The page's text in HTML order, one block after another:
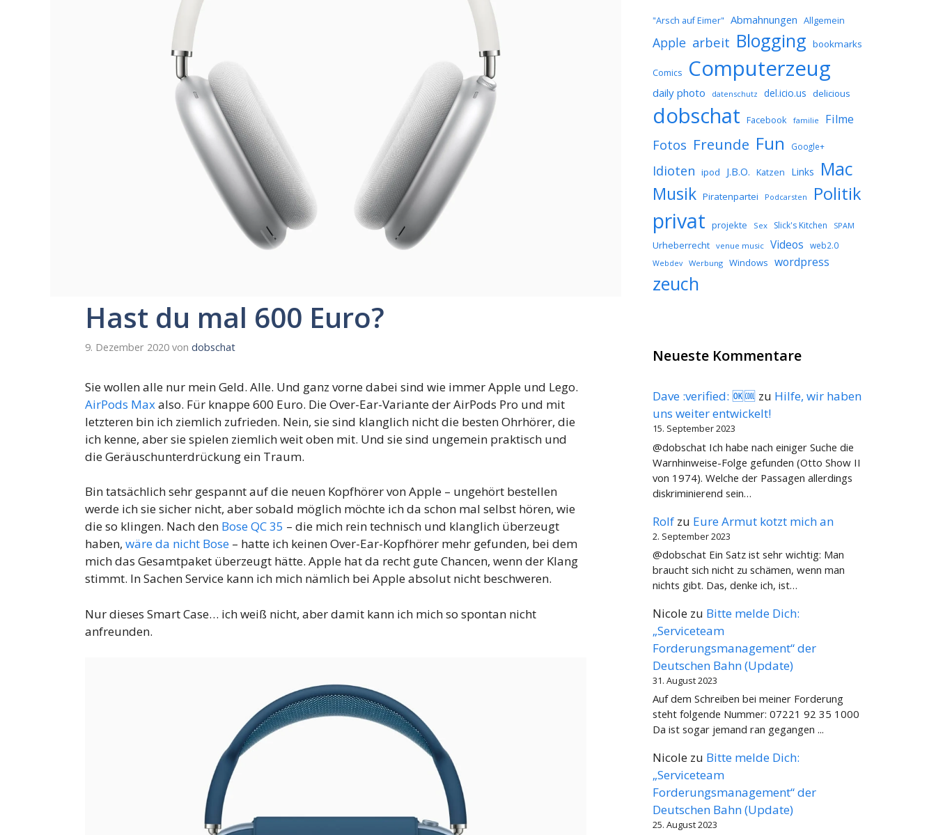
Hast du mal 600 Euro?
9. Dezember 2020 von dobschat
Sie wollen alle nur mein Geld. Alle. Und ganz vorne dabei sind wie immer Apple und Lego.
AirPods Maxalso. Für knappe 600 Euro. Die Over-Ear-Variante der AirPods Pro und mit
letzteren bin ich ziemlich zufrieden. Nein, sie sind klanglich nicht die besten Ohrhörer, die
ich kenne, aber sie spielen ziemlich weit oben mit. Und sie sind ungemein praktisch und
die Geräuschunterdrückung ein Traum.
Bin tatsächlich sehr gespannt auf die neuen Kopfhörer von Apple – ungehört bestellen
werde ich sie sicher nicht, aber sobald möglich möchte ich da schon mal selbst hören, wie
die so klingen. Nach den Bose QC 35 – die mich rein technisch und klanglich überzeugt
haben, wäre da nicht Bose – hatte ich keinen Over-Ear-Kopfhörer mehr gefunden, bei dem
mich das Gesamtpaket überzeugt hätte. Apple hat da recht gute Chancen, wenn der Klang
stimmt. In Sachen Service kann ich mich nämlich bei Apple absolut nicht beschweren.
Nur dieses Smart Case… ich weiß nicht, aber damit kann ich mich so spontan nicht
anfreunden.
"Arsch auf Eimer" Abmahnungen Allgemein
Apple arbeit Blogging bookmarks
Comics Computerzeug
daily photo datenschutz del.icio.us delicious
dobschat Facebook familie Filme
Fotos Freunde Fun Google+
Idioten ipod J.B.O. Katzen Links Mac
Musik Piratenpartei Podcarsten Politik
privat projekte Sex Slick's Kitchen SPAM
Urheberrecht venue music Videos web2.0
Webdev Werbung Windows wordpress
zeuch
Neueste Kommentare
Dave :verified: 🆗🆒 zu Hilfe, wir haben
uns weiter entwickelt!
15. September 2023
@dobschat Ich habe nach einiger Suche die
Warnhinweise-Folge gefunden (Otto Show II
von 1974). Welche der Passagen allerdings
diskriminierend sein…
Rolf zu Eure Armut kotzt mich an
2. September 2023
@dobschat Ein Satz ist sehr wichtig: Man
braucht sich nicht zu schämen, wenn man
nichts gibt. Das, denke ich, ist…
Nicole zu Bitte melde Dich:
„Serviceteam
Forderungsmanagement“ der
Deutschen Bahn (Update)
31. August 2023
Auf dem Schreiben bei meiner Forderung
steht folgende Nummer: 07221 92 35 1000
Da ist sogar jemand ran gegangen ...
Nicole zu Bitte melde Dich:
„Serviceteam
Forderungsmanagement“ der
Deutschen Bahn (Update)
25. August 2023